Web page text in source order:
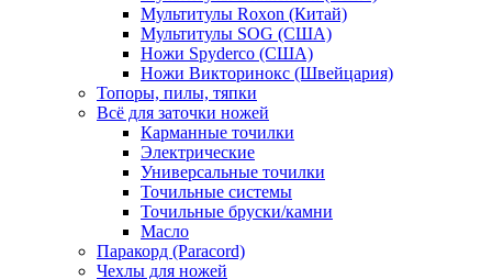
Мультитулы Roxon (Китай)
Мультитулы SOG (США)
Ножи Spyderco (США)
Ножи Викторинокс (Швейцария)
Топоры, пилы, тяпки
Всё для заточки ножей
Карманные точилки
Электрические
Универсальные точилки
Точильные системы
Точильные бруски/камни
Масло
Паракорд (Paracord)
Чехлы для ножей